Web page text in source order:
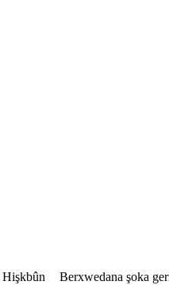
Hişkbûn Berxwedana şoka